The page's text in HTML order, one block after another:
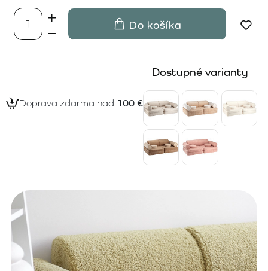
Do košíka
Doprava zdarma nad 100 €
Dostupné varianty